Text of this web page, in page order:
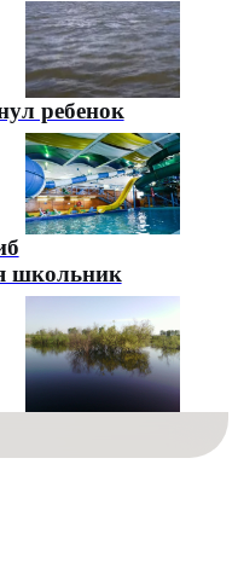
ребенок
школьник